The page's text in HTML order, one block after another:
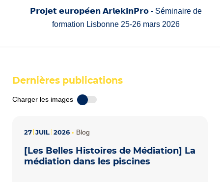
𝗣𝗿𝗼𝗷𝗲𝘁 𝗲𝘂𝗿𝗼𝗽𝗲́𝗲𝗻 𝗔𝗿𝗹𝗲𝗸𝗶𝗻𝗣𝗿𝗼 - Séminaire de
formation Lisbonne 25-26 mars 2026
Dernières publications
Charger les images
27 JUIL 2026• Blog
[Les Belles Histoires de Médiation] La
médiation dans les piscines